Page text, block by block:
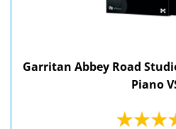
Garritan Abbey Road
Piano